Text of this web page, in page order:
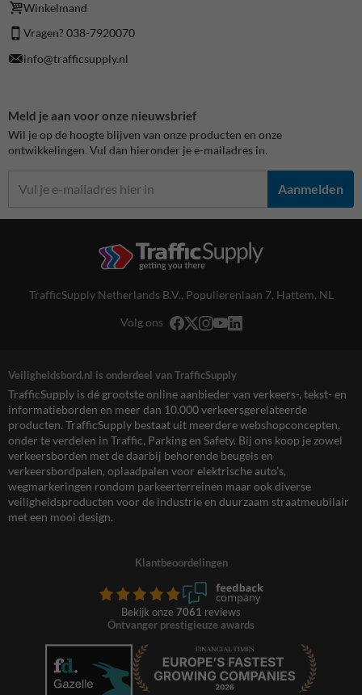
Winkelmand
Vragen? 038-7920070
info@trafficsupply.nl
Meld je aan voor onze nieuwsbrief
Wil je op de hoogte blijven van onze producten en onze
ontwikkelingen. Vul dan hieronder je e-mailadres in.
Aanmelden
TrafficSupply Netherlands B.V., Populierenlaan 7, Hattem, NL
Volg ons
Veiligheidsbord.nl is onderdeel van TrafficSupply
TrafficSupply is dé grootste online aanbieder van verkeers-, tekst- en
informatieborden en meer dan 10.000 verkeersgerelateerde
producten. TrafficSupply bestaat uit meerdere webshopconcepten,
onder te verdelen in Traffic, Parking en Safety. Bij ons koop je zowel
verkeersborden met de daarbij behorende beugels en
verkeersbordpalen, oplaadpalen voor elektrische auto’s,
wegmarkeringen rondom parkeerterreinen maar ook diverse
veiligheidsproducten voor de industrie en duurzaam straatmeubilair
met een mooi design.
Klantbeoordelingen
Bekijk onze 7061 reviews
Ontvanger prestigieuze awards